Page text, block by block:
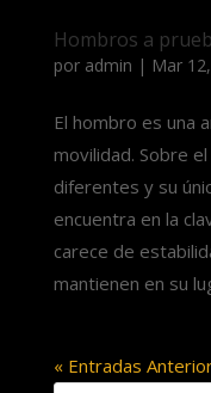
Hombros a
por admin | Mar
El hombro es una
movilidad. Sobre
diferentes y su
encuentra en la
carece de
mantienen en su
« Entradas